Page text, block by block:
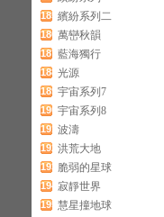
185 繽紛系列二
186 萬巒秋韻
187 藍海獨行
188 光源
189 宇宙系列7
190 宇宙系列8
191 波濤
192 洪荒大地
193 脆弱的星球
194 寂靜世界
195 慧星撞地球